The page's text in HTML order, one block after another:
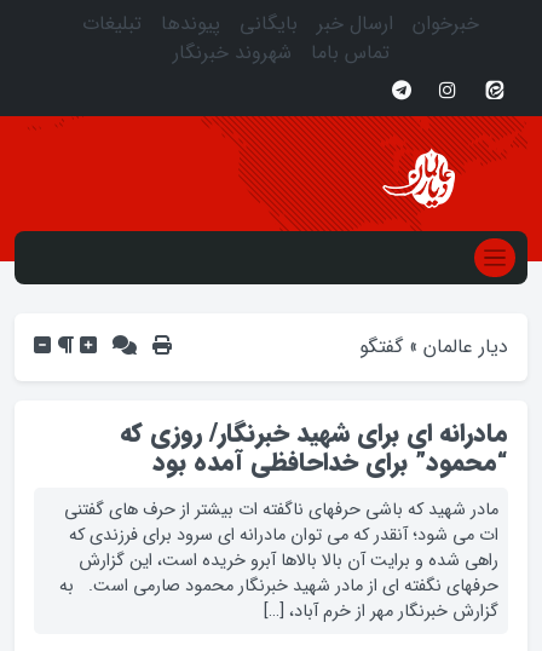
خبرخوان ارسال خبر بایگانی پیوندها
تبلیغات
تماس باما
شهروند خبرنگار
دیار عالمان »گفتگو
مادرانه ای برای شهید خبرنگار/ روزی که
“محمود” برای خداحافظی آمده بود
مادر شهید که باشی حرفهای ناگفته ات بیشتر از حرف های گفتنی
ات می شود؛ آنقدر که می توان مادرانه ای سرود برای فرزندی که
راهی شده و برایت آن بالا بالاها آبرو خریده است، این گزارش
حرفهای نگفته ای از مادر شهید خبرنگار محمود صارمی است. به
گزارش خبرنگار مهر از خرم آباد، […]